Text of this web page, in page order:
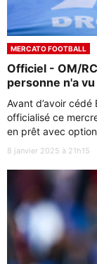
MERCATO FOOTBALL
Officiel - OM/
personne n'a
Avant d’avoir
officialisé ce
en prêt avec
8 janvier 2025 à 21h15